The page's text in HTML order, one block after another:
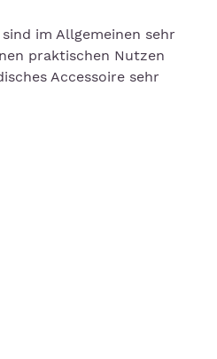
im Allgemeinen sehr
praktischen Nutzen
Accessoire sehr